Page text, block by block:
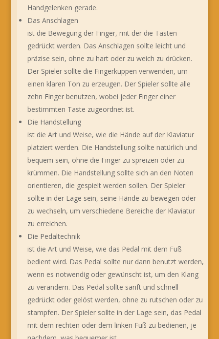
Handgelenken gerade.
Das Anschlagen
ist die Bewegung der Finger, mit der die Tasten
gedrückt werden. Das Anschlagen sollte leicht und
präzise sein, ohne zu hart oder zu weich zu drücken.
Der Spieler sollte die Fingerkuppen verwenden, um
einen klaren Ton zu erzeugen. Der Spieler sollte alle
zehn Finger benutzen, wobei jeder Finger einer
bestimmten Taste zugeordnet ist.
Die Handstellung
ist die Art und Weise, wie die Hände auf der Klaviatur
platziert werden. Die Handstellung sollte natürlich und
bequem sein, ohne die Finger zu spreizen oder zu
krümmen. Die Handstellung sollte sich an den Noten
orientieren, die gespielt werden sollen. Der Spieler
sollte in der Lage sein, seine Hände zu bewegen oder
zu wechseln, um verschiedene Bereiche der Klaviatur
zu erreichen.
Die Pedaltechnik
ist die Art und Weise, wie das Pedal mit dem Fuß
bedient wird. Das Pedal sollte nur dann benutzt werden,
wenn es notwendig oder gewünscht ist, um den Klang
zu verändern. Das Pedal sollte sanft und schnell
gedrückt oder gelöst werden, ohne zu rutschen oder zu
stampfen. Der Spieler sollte in der Lage sein, das Pedal
mit dem rechten oder dem linken Fuß zu bedienen, je